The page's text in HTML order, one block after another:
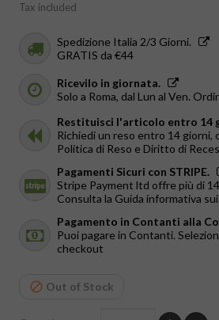
Tax included
Spedizione Italia 2/3 Giorni.
GRATIS da €44
Ricevilo in giornata.
Solo a Roma, dal Lun al Ven.
Restituisci l'articolo entro 14
Richiedi un reso entro 14 giorni,
Politica di Reso e Diritto di
Pagamenti Sicuri con STRIPE.
Stripe Payment ltd offre più di
Consulta la Guida informativa
Pagamento in Contanti alla
Puoi pagare in Contanti.
checkout
Out of Stock